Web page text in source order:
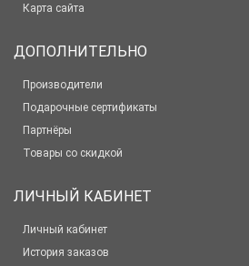
Карта сайта
ДОПОЛНИТЕЛЬНО
Производители
Подарочные сертификаты
Партнёры
Товары со скидкой
ЛИЧНЫЙ КАБИНЕТ
Личный кабинет
История заказов